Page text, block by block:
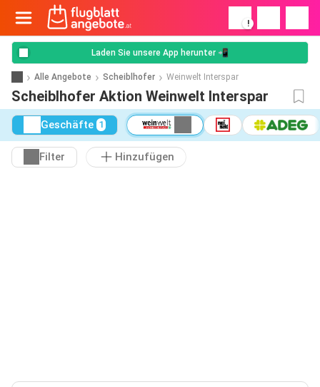
!
Laden Sie unsere App herunter 📲
Alle Angebote Scheiblhofer Weinwelt Interspar
Scheiblhofer Aktion Weinwelt Interspar
Geschäfte 1
Filter Hinzufügen